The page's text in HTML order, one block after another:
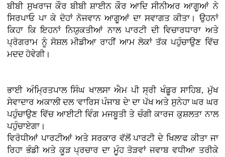
ਬੀਬੀ ਸੁਖਰਾਜ ਕੌਰ ਬੀਬੀ ਸ਼ਾਈਨ ਕੌਰ ਆਦਿ ਸੀਨੀਅਰ ਆਗੂਆਂ ਨੇ
ਸਿਰਪਾਓ ਪਾ ਕੇ ਦੋਹਾਂ ਨੋਜਵਾਨ ਆਗੂਆਂ ਦਾ ਸਵਾਗਤ ਕੀਤਾ। ਉਹਨਾਂ
ਕਿਹਾ ਕਿ ਇਹਨਾਂ ਨਿਯੁਕਤੀਆਂ ਨਾਲ ਪਾਰਟੀ ਦੀ ਵਿਚਾਰਧਾਰਾ ਅਤੇ
ਪ੍ਰੋਗਰਾਮ ਨੂੰ ਸੋਸ਼ਲ ਮੀਡੀਆ ਰਾਹੀਂ ਆਮ ਲੋਕਾਂ ਤੱਕ ਪਹੁੰਚਾਉਣ ਵਿੱਚ
ਮਦਦ ਹੋਵੇਗੀ।
ਭਾਈ ਅੰਮ੍ਰਿਤਪਾਲ ਸਿੰਘ ਖਾਲਸਾ ਐਮ ਪੀ ਸ੍ਰੀ ਖੰਡੂਰ ਸਾਹਿਬ, ਮੁੱਖ
ਸੇਵਾਦਾਰ ਅਕਾਲੀ ਦਲ 'ਵਾਰਿਸ ਪੰਜਾਬ ਦੇ' ਦਾ ਪੱਖ ਅਤੇ ਸੁਨੇਹਾ ਘਰ ਘਰ
ਪਹੁੰਚਾਉਣ ਵਿੱਚ ਆਈਟੀ ਵਿੰਗ ਮਜਬੂਤੀ ਤੇ ਚੰਗੀ ਕਾਰਜ ਕੁਸ਼ਲਤਾ ਨਾਲ
ਪਹੁੰਚਾਏਗਾ।
ਵਿਰੋਧੀਆਂ ਪਾਰਟੀਆਂ ਅਤੇ ਸਰਕਾਰ ਵੱਲੋਂ ਪਾਰਟੀ ਦੇ ਖਿਲਾਫ ਕੀਤਾ ਜਾ
ਰਿਹਾ ਭੰਡੀ ਅਤੇ ਕੂੜ ਪ੍ਰਚਾਰ ਦਾ ਮੂੰਹ ਤੋੜਵਾਂ ਜਵਾਬ ਵਧੀਆ ਤਰੀਕੇ